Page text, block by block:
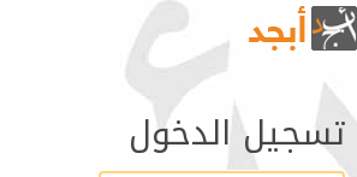
تسجيل الدخول